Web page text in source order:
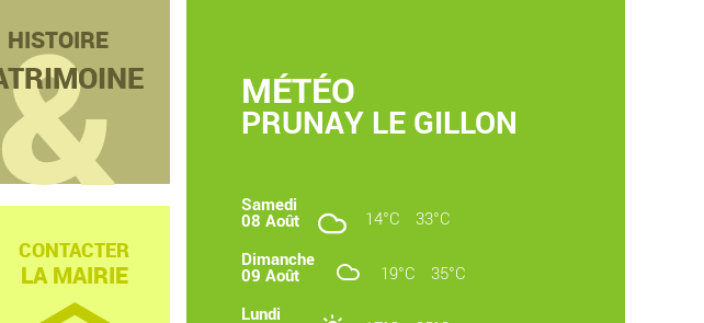
HISTOIRE
CONTACTER
LA MAIRIE
MÉTÉO
PRUNAY LE GILLON
Samedi
08 Août 14°C
33°C
Dimanche
09 Août 19°C
35°C
Lundi